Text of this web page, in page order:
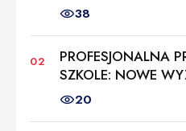
38
PROFESJONALNA
SZKOLE: NOWE
20